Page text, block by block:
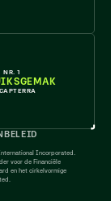
NR. 1
Incorporated.
voor de Financiële
en het cirkelvormige